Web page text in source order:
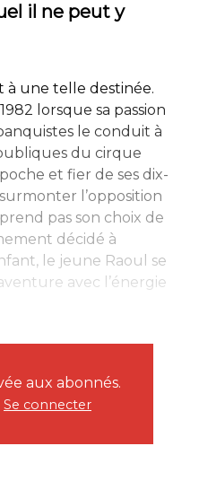
il ne peut y
à une telle destinée.
lorsque sa passion
le conduit à
du cirque
et fier de ses dix-
l’opposition
pas son choix de
décidé à
le jeune Raoul se
avec l’énergie
aux abonnés.
Se connecter